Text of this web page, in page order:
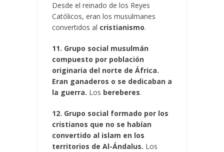
Desde el reinado de los Reyes
Católicos, eran los musulmanes
convertidos al cristianismo.
11. Grupo social musulmán
compuesto por población
originaria del norte de África.
Eran ganaderos o se dedicaban a
la guerra. Los bereberes.
12. Grupo social formado por los
cristianos que no se habían
convertido al islam en los
territorios de Al-Ándalus. Los